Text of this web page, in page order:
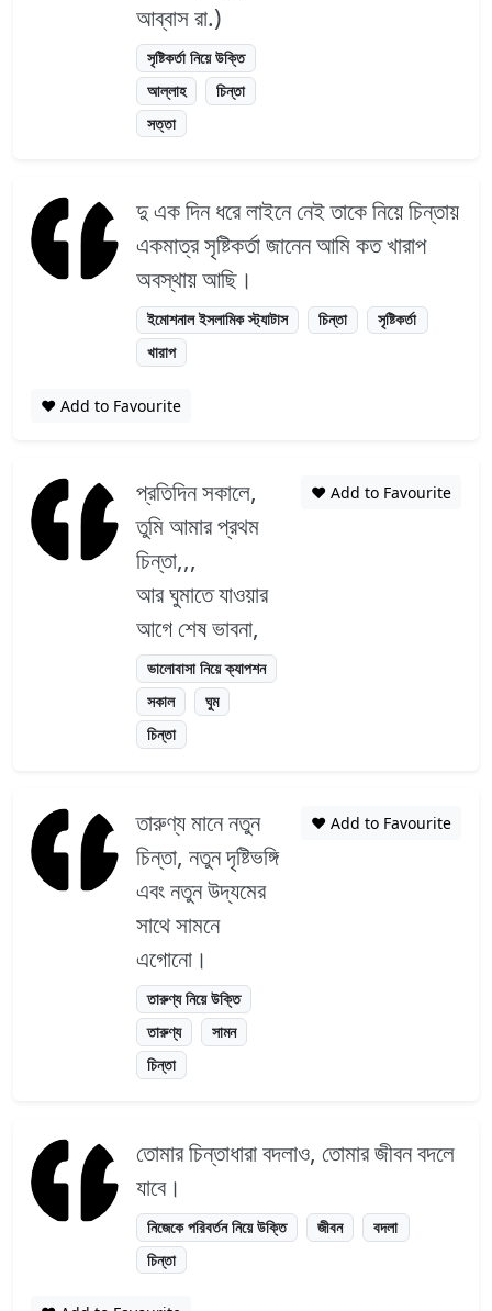
আব্বাস রা.)
সৃষ্টিকর্তা নিয়ে উক্তি
আল্লাহ
চিন্তা
সত্তা
দু এক দিন ধরে লাইনে নেই তাকে নিয়ে চিন্তায়
একমাত্র সৃষ্টিকর্তা জানেন আমি কত খারাপ
অবস্থায় আছি।
ইমোশনাল ইসলামিক স্ট্যাটাস চিন্তা
সৃষ্টিকর্তা
খারাপ
❤️ Add to Favourite
প্রতিদিন সকালে,
তুমি আমার প্রথম
চিন্তা,,,
আর ঘুমাতে যাওয়ার
আগে শেষ ভাবনা,
ভালোবাসা নিয়ে ক্যাপশন
সকাল
ঘুম
চিন্তা
❤️ Add to Favourite
তারুণ্য মানে নতুন
চিন্তা, নতুন দৃষ্টিভঙ্গি
এবং নতুন উদ্যমের
সাথে সামনে
এগোনো।
তারুণ্য নিয়ে উক্তি
তারুণ্য
সামন
চিন্তা
❤️ Add to Favourite
তোমার চিন্তাধারা বদলাও, তোমার জীবন বদলে
যাবে।
নিজেকে পরিবর্তন নিয়ে উক্তি জীবন
বদলা
চিন্তা